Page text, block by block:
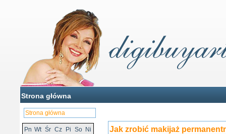
Strona główna
Strona główna
Pn Wt Śr Cz Pi So
Ni
Jak zrobić makijaż